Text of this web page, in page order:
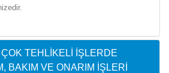
TEHLIKELI İŞLERDE
BAKIM VE ONARIM İŞLERI